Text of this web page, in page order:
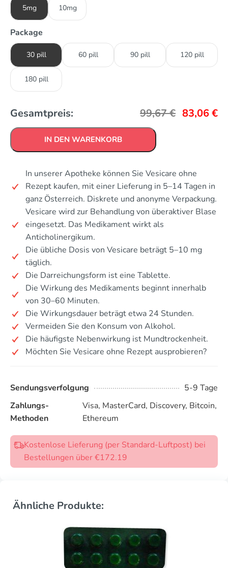
5mg 10mg
Package
30 pill 60 pill 90 pill 120 pill
180 pill
Gesamtpreis: 99,67€ 83,06€
IN DEN WARENKORB
In unserer Apotheke können Sie Vesicare ohne
Rezept kaufen, mit einer Lieferung in 5–14 Tagen in
ganz Österreich. Diskrete und anonyme Verpackung.
Vesicare wird zur Behandlung von überaktiver Blase
eingesetzt. Das Medikament wirkt als
Anticholinergikum.
Die übliche Dosis von Vesicare beträgt 5–10 mg
täglich.
Die Darreichungsform ist eine Tablette.
Die Wirkung des Medikaments beginnt innerhalb
von 30–60 Minuten.
Die Wirkungsdauer beträgt etwa 24 Stunden.
Vermeiden Sie den Konsum von Alkohol.
Die häufigste Nebenwirkung ist Mundtrockenheit.
Möchten Sie Vesicare ohne Rezept ausprobieren?
Sendungsverfolgung
5-9 Tage
Zahlungs-
Methoden
Visa, MasterCard, Discovery, Bitcoin,
Ethereum
Kostenlose Lieferung (per Standard-Luftpost) bei
Bestellungen über €172.19
Ähnliche Produkte: